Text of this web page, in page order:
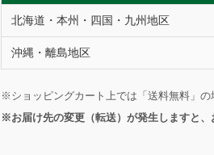
北海道・本州・四国・九州地区
沖縄・離島地区
※ショッピングカート上では「送料無料」の
※お届け先の変更（転送）が発生しますと、